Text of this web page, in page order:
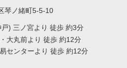
琴ノ緒町5-5-10
) 三ノ宮より 徒歩 約3分
大丸前より 徒歩 約12分
センターより 徒歩 約12分